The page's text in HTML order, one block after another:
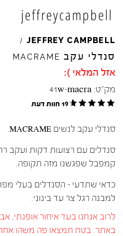
JEFFREY CAMPBELL
/
סנדלי עקב MACRAME
אזל המלאי ):
מק"ט: 41w-macra
19 חוות דעת
סנדלי עקב לנשים MACRAME.
סנדלים עם רצועות דקות ועקב
קמפבל שפגשנו מזה תקופה.
כדאי שתדעי – הסנדלים בעלי
למבנה רגל צר עד בינוני.
לרוב אנחנו בעד איחור אופנתי,
באתר. בטח תמצאו פה משהו